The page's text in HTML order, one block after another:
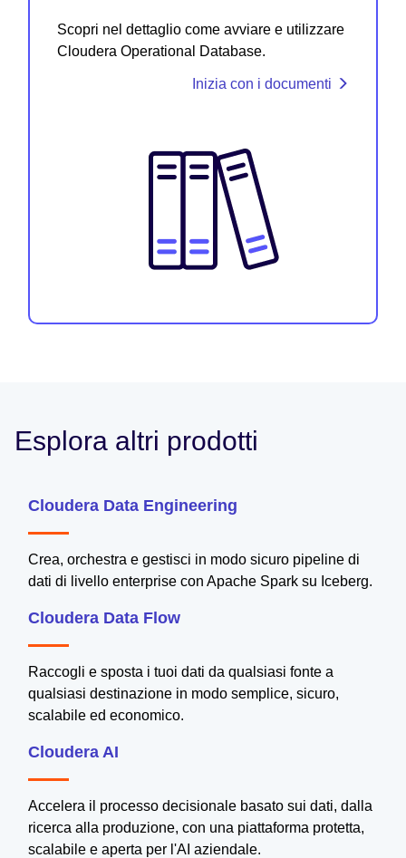
Scopri nel dettaglio come avviare e utilizzare
Cloudera Operational Database.
Inizia con i documenti
Esplora altri prodotti
Cloudera Data Engineering
Crea, orchestra e gestisci in modo sicuro pipeline di
dati di livello enterprise con Apache Spark su Iceberg.
Cloudera Data Flow
Raccogli e sposta i tuoi dati da qualsiasi fonte a
qualsiasi destinazione in modo semplice, sicuro,
scalabile ed economico.
Cloudera AI
Accelera il processo decisionale basato sui dati, dalla
ricerca alla produzione, con una piattaforma protetta,
scalabile e aperta per l'AI aziendale.